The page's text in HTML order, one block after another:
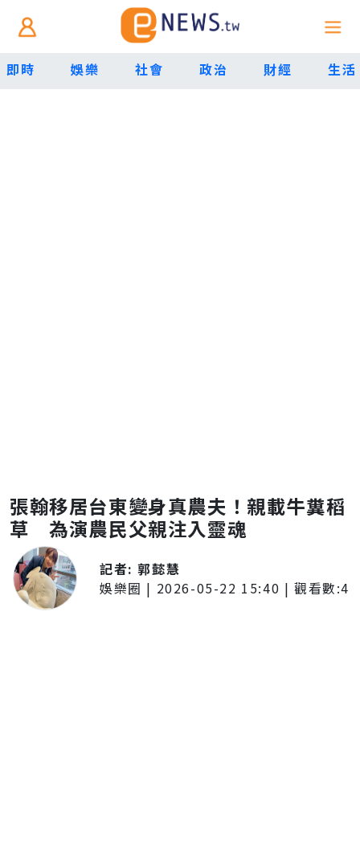
即時 娛樂 社會 政治 財經 生活
張翰移居台東變身真農夫！親載牛糞稻
草 為演農民父親注入靈魂
記者:郭懿慧
娛樂圈 | 2026-05-22 15:40 | 觀看數:4